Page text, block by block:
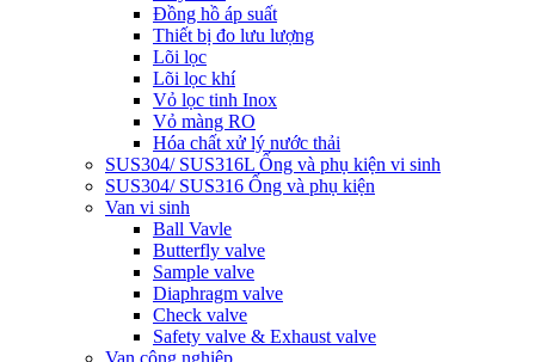
Đồng hồ áp suất
Thiết bị đo lưu lượng
Lõi lọc
Lõi lọc khí
Vỏ lọc tinh Inox
Vỏ màng RO
Hóa chất xử lý nước thải
SUS304/ SUS316L Ống và phụ kiện vi sinh
SUS304/ SUS316 Ống và phụ kiện
Van vi sinh
Ball Vavle
Butterfly valve
Sample valve
Diaphragm valve
Check valve
Safety valve & Exhaust valve
Van công nghiệp